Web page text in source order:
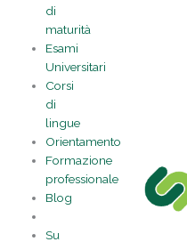
di
maturità
Esami
Universitari
Corsi
di
lingue
Orientamento
Formazione
professionale
Blog
Su